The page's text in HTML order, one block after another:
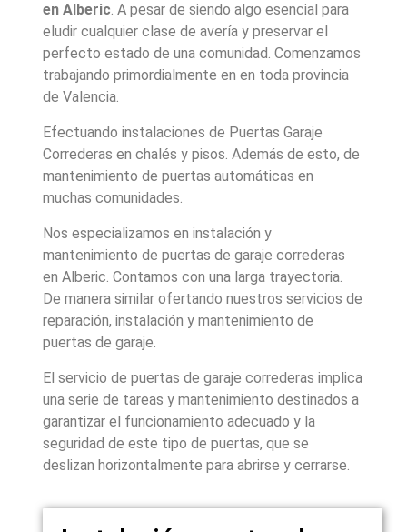
enAlberic. A pesar de siendo algo esencial para
eludir cualquier clase de avería y preservar el
perfecto estado de una comunidad. Comenzamos
trabajando primordialmente en en toda provincia
de Valencia.
Efectuando instalaciones de Puertas Garaje
Correderas en chalés y pisos. Además de esto, de
mantenimiento de puertas automáticas en
muchas comunidades.
Nos especializamos en instalación y
mantenimiento de puertas de garaje correderas
en Alberic. Contamos con una larga trayectoria.
De manera similar ofertando nuestros servicios de
reparación, instalación y mantenimiento de
puertas de garaje.
El servicio de puertas de garaje correderas implica
una serie de tareas y mantenimiento destinados a
garantizar el funcionamiento adecuado y la
seguridad de este tipo de puertas, que se
deslizan horizontalmente para abrirse y cerrarse.